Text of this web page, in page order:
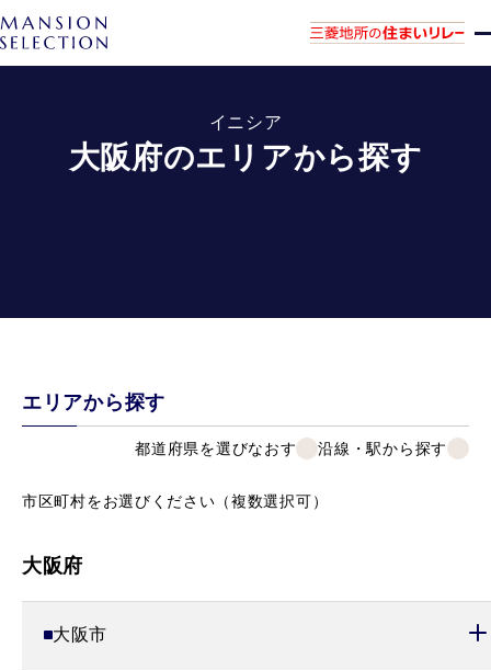
イニシア
大阪府のエリアから探す
エリアから探す
都道府県を選びなおす 沿線・駅から探す
市区町村をお選びください（複数選択可）
大阪府
大阪市